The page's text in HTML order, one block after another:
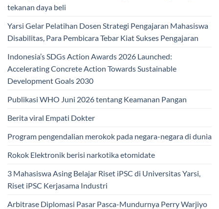
tekanan daya beli
Yarsi Gelar Pelatihan Dosen Strategi Pengajaran Mahasiswa
Disabilitas, Para Pembicara Tebar Kiat Sukses Pengajaran
Indonesia’s SDGs Action Awards 2026 Launched:
Accelerating Concrete Action Towards Sustainable
Development Goals 2030
Publikasi WHO Juni 2026 tentang Keamanan Pangan
Berita viral Empati Dokter
Program pengendalian merokok pada negara-negara di dunia
Rokok Elektronik berisi narkotika etomidate
3 Mahasiswa Asing Belajar Riset iPSC di Universitas Yarsi,
Riset iPSC Kerjasama Industri
Arbitrase Diplomasi Pasar Pasca-Mundurnya Perry Warjiyo